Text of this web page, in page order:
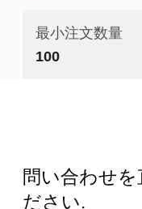
最小注文数量
100
問い合わせを
ださい.